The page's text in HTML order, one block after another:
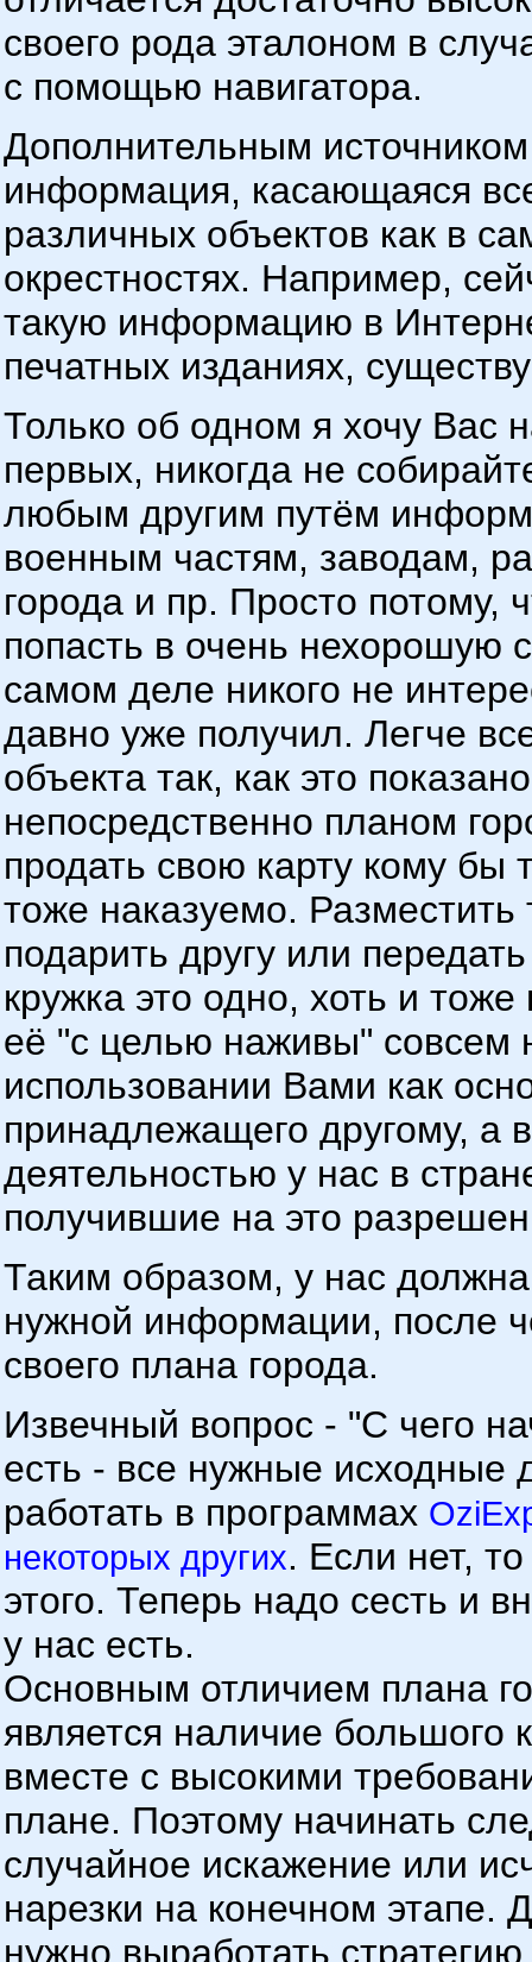
своего рода эталоном в
с помощью навигатора.
Дополнительным
информация, касающаяся
различных объектов как в
окрестностях. Например,
такую информацию в
печатных изданиях,
Только об одном я хочу Вас
первых, никогда не
любым другим путём
военным частям, заводам,
города и пр. Просто потому,
попасть в очень нехорошую
самом деле никого не
давно уже получил. Легче
объекта так, как это
непосредственно планом
продать свою карту кому бы
тоже наказуемо.
подарить другу или
кружка это одно, хоть и
её "с целью наживы" совсем
использовании Вами как
принадлежащего другому, а
деятельностью у нас в
получившие на это
Таким образом, у нас
нужной информации, после
своего плана города.
Извечный вопрос - "С чего
есть - все нужные
работать в программах
некоторых других. Если нет,
этого. Теперь надо сесть и
у нас есть.
Основным отличием плана
является наличие большого
вместе с высокими
плане. Поэтому начинать
случайное искажение или
нарезки на конечном этапе.
нужно выработать